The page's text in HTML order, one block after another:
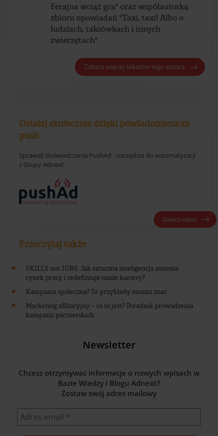
Ferajna wciąż gra" oraz współautorką
zbioru opowiadań "Taxi, taxi! Albo o
ludziach, taksówkach i innych
zwierzętach".
Zobacz więcej tekstów tego autora
Działaj skutecznie dzięki powiadomieniom
push
Sprawdź doświadczenia PushAd - narzędzia do automatyzacji
z Grupy Adnext
Zobacz więcej
Przeczytaj także
SKILLS not JOBS. Jak sztuczna inteligencja zmienia
rynek pracy i redefiniuje nasze kariery?
Kampania społeczna? Te przykłady musisz znać
Marketing afiliacyjny – co to jest? Poradnik prowadzenia
kampanii partnerskich
Newsletter
Chcesz otrzymywać informacje o nowych wpisach w
Bazie Wiedzy i Blogu Adnext?
Zostaw swój adres mailowy